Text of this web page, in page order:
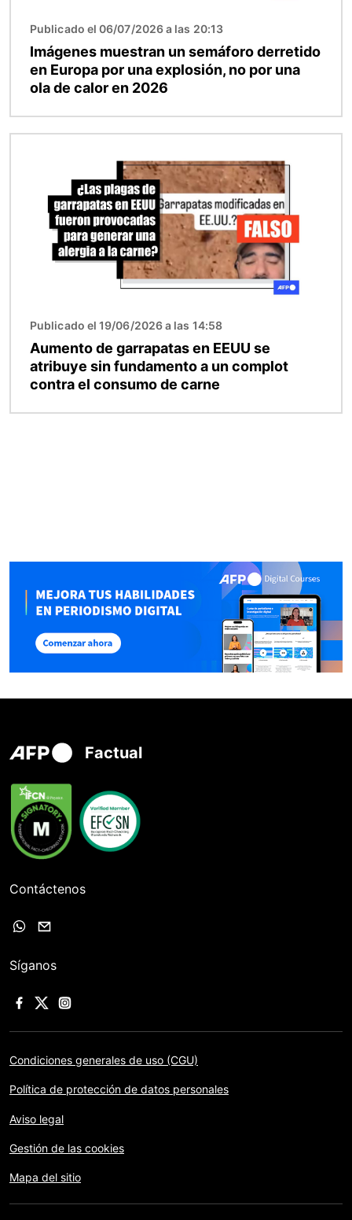
Publicado el 06/07/2026 a las 20:13
Imágenes muestran un semáforo derretido
en Europa por una explosión, no por una
ola de calor en 2026
Publicado el 19/06/2026 a las 14:58
Aumento de garrapatas en EEUU se
atribuye sin fundamento a un complot
contra el consumo de carne
Factual
Contáctenos
Síganos
Condiciones generales de uso (CGU)
Política de protección de datos personales
Aviso legal
Gestión de las cookies
Mapa del sitio